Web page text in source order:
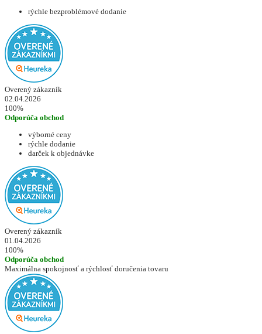
rýchle bezproblémové dodanie
Overený zákazník
02.04.2026
100%
Odporúča obchod
výborné ceny
rýchle dodanie
darček k objednávke
Overený zákazník
01.04.2026
100%
Odporúča obchod
Maximálna spokojnosť a rýchlosť doručenia tovaru